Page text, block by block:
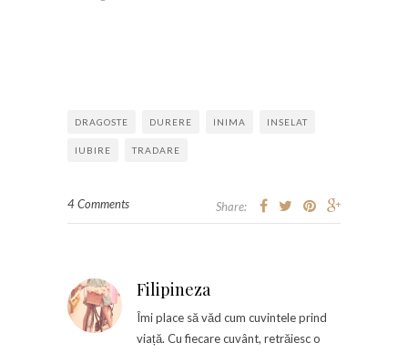
DRAGOSTE DURERE INIMA INSELAT
IUBIRE TRADARE
4 Comments Share:
Filipineza
Îmi place să văd cum cuvintele prind
viață. Cu fiecare cuvânt, retrăiesc o